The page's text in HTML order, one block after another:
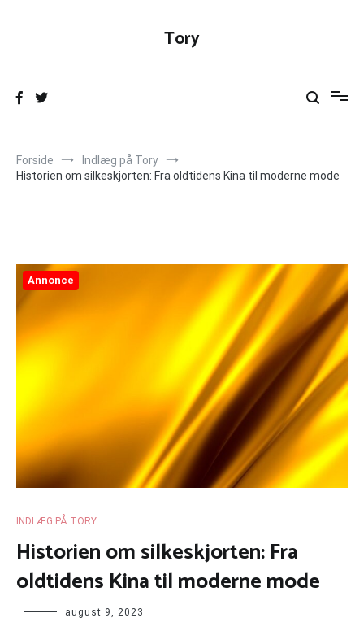
Tory
Forside
Indlæg på Tory
Historien om silkeskjorten: Fra oldtidens Kina til moderne mode
Annonce
INDLÆG PÅ TORY
Historien om silkeskjorten: Fra
oldtidens Kina til moderne mode
august 9, 2023